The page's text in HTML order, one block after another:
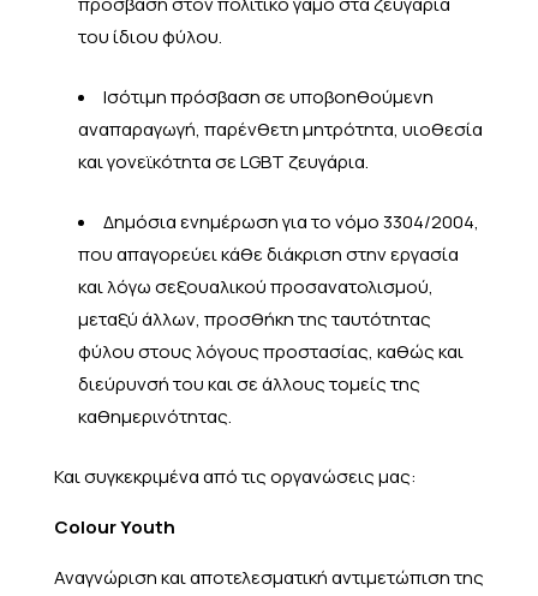
του ίδιου φύλου.
Ισότιμη πρόσβαση σε υποβοηθούμενη
αναπαραγωγή, παρένθετη μητρότητα, υιοθεσία
και γονεϊκότητα σε LGBT ζευγάρια.
Δημόσια ενημέρωση για το νόμο 3304/2004,
που απαγορεύει κάθε διάκριση στην εργασία
και λόγω σεξουαλικού προσανατολισμού,
μεταξύ άλλων, προσθήκη της ταυτότητας
φύλου στους λόγους προστασίας, καθώς και
διεύρυνσή του και σε άλλους τομείς της
καθημερινότητας.
Και συγκεκριμένα από τις οργανώσεις μας:
Colour Youth
Αναγνώριση και αποτελεσματική αντιμετώπιση της